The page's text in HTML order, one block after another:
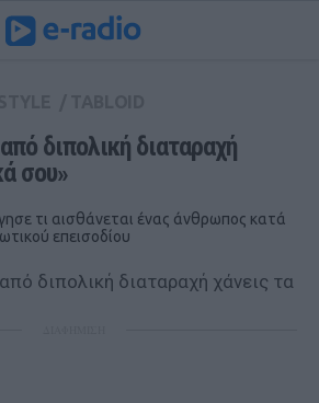
διπολική διαταραχή
σου»
τι αισθάνεται ένας άνθρωπος κατά
επεισοδίου